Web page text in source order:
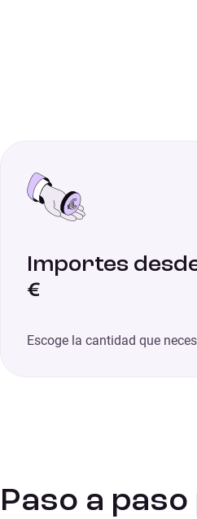
Importes
€
Escoge la cantidad que
Paso a